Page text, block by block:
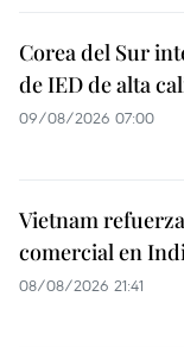
Corea del Sur
de IED de alta
09/08/2026 07:00
Vietnam
comercial en
08/08/2026 21:41